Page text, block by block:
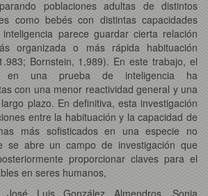
poblaciones adultas de distintos
como bebés con distintas capacidades
parece guardar cierta relación
organizada o más rápida habituación
Bornstein, 1,989). En este trabajo, el
en una prueba de inteligencia ha
con una menor reactividad general y una
plazo. En definitiva, esta investigación
entre la habituación y la capacidad de
más sofisticados en una especie no
se abre un campo de investigación que
proporcionar claves para el
en seres humanos,
José Luis González Almendros, Sonia